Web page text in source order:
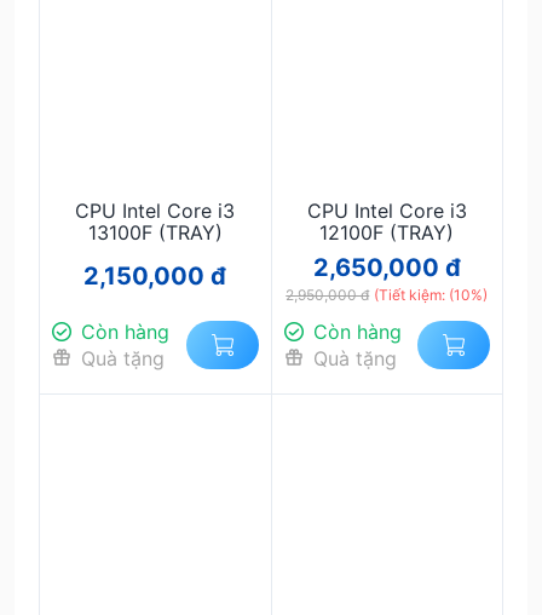
CPU Intel Core i3
13100F (TRAY)
2,150,000 đ
Còn hàng
Quà tặng
CPU Intel Core i3
12100F (TRAY)
2,650,000 đ
2,950,000 đ (Tiết kiệm: (10%)
Còn hàng
Quà tặng